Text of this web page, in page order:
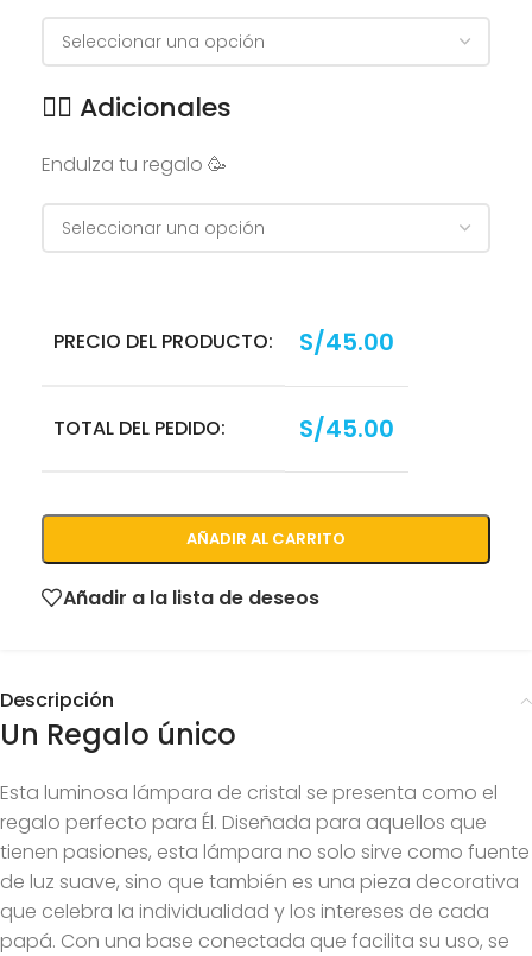
👉🏻 Adicionales
Endulza tu regalo 🥳
PRECIO DEL PRODUCTO: S/45.00
TOTAL DEL PEDIDO: S/45.00
AÑADIR AL CARRITO
Añadir a la lista de deseos
Descripción
Un Regalo único
Esta luminosa lámpara de cristal se presenta como el
regalo perfecto para Él. Diseñada para aquellos que
tienen pasiones, esta lámpara no solo sirve como fuente
de luz suave, sino que también es una pieza decorativa
que celebra la individualidad y los intereses de cada
papá. Con una base conectada que facilita su uso, se